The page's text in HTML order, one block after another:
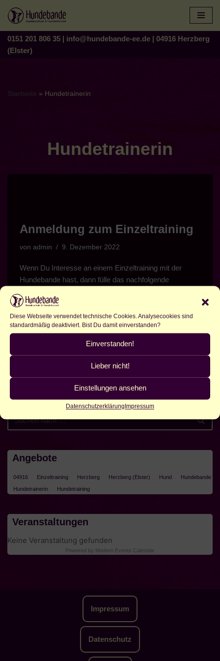
Diese Webseite verwendet technische Cookies. Analysecookies sind
standardmäßig deaktiviert. Bist Du damit einverstanden?
Einverstanden!
Lieber nicht!
Einstellungen ansehen
Datenschutzerklärung Impressum
Zum
Inhalt
springen
0151 201 806 35 | info@hundebande-ee.de | 04916 Herzberg
(Elster)
Startseite » Hundetrainerin
Hundetrainerin
Anmeldung zum Einzeltraining
von admin 9. Dezember 2022
Wenn Du Interesse an einem Einzeltraining mit der
Hundebande hast, dann fülle das nachfolgende
am Ort des Geschehens,…
Angebote
04916 Einzeltraining Herzberg Herzberg (Elster) Hund
Hundebande
Hundetrainerin
Hundetraining
Veranstaltungen
Keine Veranstaltung gefunden
Powered by Modern Events Calendar
Impressum
Datenschutz